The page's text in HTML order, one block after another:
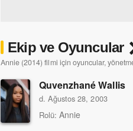
Ekip ve Oyuncular
Annie (2014) filmi için oyuncular,
Quvenzhané Wallis
d. Ağustos 28, 2003
Rolü: Annie